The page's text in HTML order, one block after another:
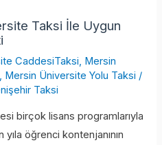
Taksi İle Uygun
CaddesiTaksi Mersin
Mersin Üniversite Yolu Taksi /
Taksi
birçok lisans programlarıyla
yıla öğrenci kontenjanının